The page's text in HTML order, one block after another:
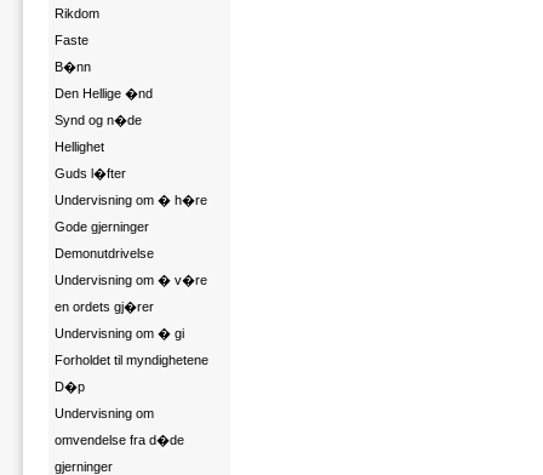
Rikdom
Faste
B�nn
Den Hellige �nd
Synd og n�de
Hellighet
Guds l�fter
Undervisning om � h�re
Gode gjerninger
Demonutdrivelse
Undervisning om � v�re
en ordets gj�rer
Undervisning om � gi
Forholdet til myndighetene
D�p
Undervisning om
omvendelse fra d�de
gjerninger